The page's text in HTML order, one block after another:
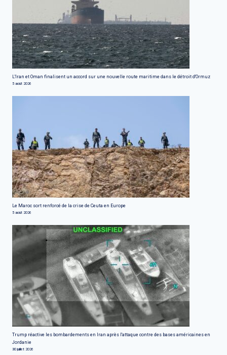
L'Iran et Oman finalisent un accord sur une nouvelle route maritime dans le détroit d'Ormuz
5 août 2026
Le Maroc sort renforcé de la crise de Ceuta en Europe
5 août 2026
Trump réactive les bombardements en Iran après l'attaque contre des bases américaines en
Jordanie
30 juillet 2026